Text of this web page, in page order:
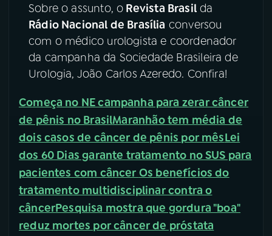
ACOMPANHE A RÁDIO NACIONAL
YouTube Facebook
Instagram X
TikTok
Sobre o assunto, o Revista Brasilda
Rádio Nacional de Brasília conversou
com o médico urologista e coordenador
da campanha da Sociedade Brasileira de
Urologia, João Carlos Azeredo. Confira!
Começa no NE campanha para zerar câncer
de pênis no BrasilMaranhão tem média de
dois casos de câncer de pênis por mêsLei
dos 60 Dias garante tratamento no SUS para
pacientes com câncer Os benefícios do
tratamento multidisciplinar contra o
câncerPesquisa mostra que gordura "boa"
reduz mortes por câncer de próstata